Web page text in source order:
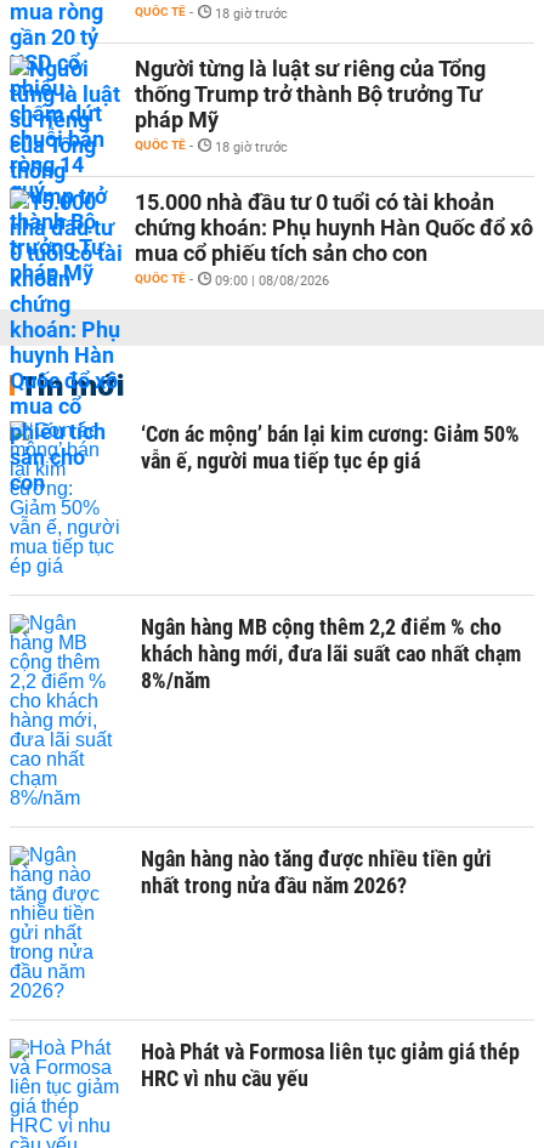
QUỐC TẾ - 18 giờ trước
Người từng là luật sư riêng của Tổng
thống Trump trở thành Bộ trưởng Tư
pháp Mỹ
QUỐC TẾ - 18 giờ trước
15.000 nhà đầu tư 0 tuổi có tài khoản
chứng khoán: Phụ huynh Hàn Quốc đổ xô
mua cổ phiếu tích sản cho con
QUỐC TẾ - 09:00 | 08/08/2026
Tin mới
‘Cơn ác mộng’ bán lại kim cương: Giảm 50%
vẫn ế, người mua tiếp tục ép giá
Ngân hàng MB cộng thêm 2,2 điểm % cho
khách hàng mới, đưa lãi suất cao nhất chạm
8%/năm
Ngân hàng nào tăng được nhiều tiền gửi
nhất trong nửa đầu năm 2026?
Hoà Phát và Formosa liên tục giảm giá thép
HRC vì nhu cầu yếu